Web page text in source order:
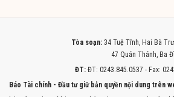
Tòa soạn: 34 Tuệ Tĩnh, Hai Bà
47 Quán Thánh, Ba
ĐT: ĐT: 0243.845.0537 - Fax:
Báo Tài chính - Đầu tư giữ bản quyền nội dung trên